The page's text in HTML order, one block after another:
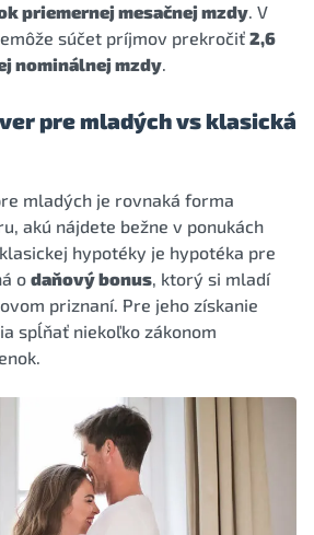
priemernej mesačnej mzdy. V
súčet príjmov prekročiť 2,6
nominálnej mzdy.
pre mladých vs klasická
mladých je rovnaká forma
akú nájdete bežne v ponukách
hypotéky je hypotéka pre
o daňový bonus, ktorý si mladí
priznaní. Pre jeho získanie
spĺňať niekoľko zákonom